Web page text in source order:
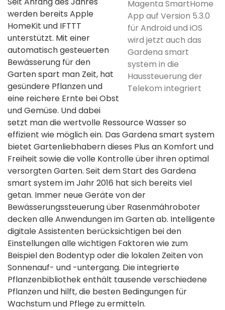
Magenta SmartHome
App auf Version 5.3.0
für Android und iOS
wird jetzt auch das
Gardena smart
system in die
Haussteuerung der
Telekom integriert
werden bereits Apple
HomeKit und IFTTT
unterstützt. Mit einer
automatisch gesteuerten
Bewässerung für den
Garten spart man Zeit, hat
gesündere Pflanzen und
eine reichere Ernte bei Obst
und Gemüse. Und dabei
setzt man die wertvolle Ressource Wasser so
effizient wie möglich ein. Das Gardena smart system
bietet Gartenliebhabern dieses Plus an Komfort und
Freiheit sowie die volle Kontrolle über ihren optimal
versorgten Garten. Seit dem Start des Gardena
smart system im Jahr 2016 hat sich bereits viel
getan. Immer neue Geräte von der
Bewässerungssteuerung über Rasenmähroboter
decken alle Anwendungen im Garten ab. Intelligente
digitale Assistenten berücksichtigen bei den
Einstellungen alle wichtigen Faktoren wie zum
Beispiel den Bodentyp oder die lokalen Zeiten von
Sonnenauf- und -untergang. Die integrierte
Pflanzenbibliothek enthält tausende verschiedene
Pflanzen und hilft, die besten Bedingungen für
Wachstum und Pflege zu ermitteln.